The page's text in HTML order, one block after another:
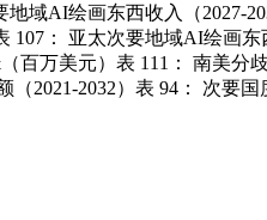
域AI绘画东西收入（2027-
： 亚太次要地域AI绘画东
万美元）表 111： 南美分
2021-2032）表 94： 次要国